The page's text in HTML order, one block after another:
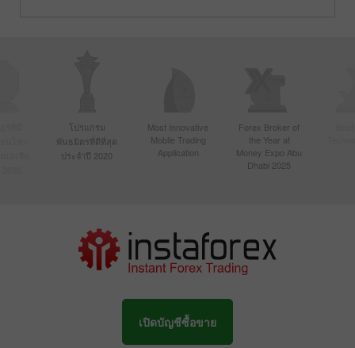
โปรแกรม
พันธมิตรที่ดีที่สุด
ประจำปี 2020
Most Innovative
Mobile Trading
Application
Forex Broker of
the Year at
Money Expo Abu
Dhabi 2025
เปิดบัญชีซื้อขาย